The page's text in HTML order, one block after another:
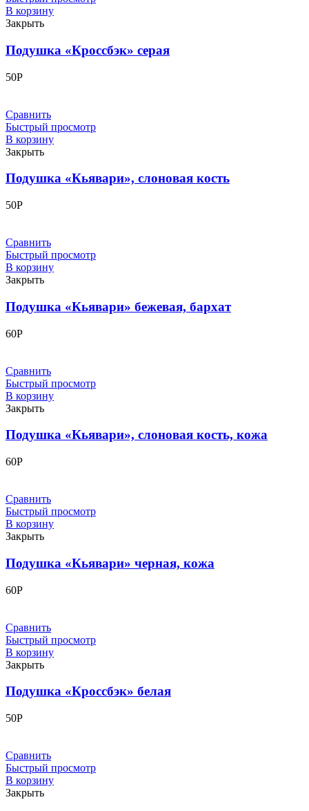
В корзину
Закрыть
Подушка «Кроссбэк» серая
50Р
Сравнить
Быстрый просмотр
В корзину
Закрыть
Подушка «Кьявари», слоновая кость
50Р
Сравнить
Быстрый просмотр
В корзину
Закрыть
Подушка «Кьявари» бежевая, бархат
60Р
Сравнить
Быстрый просмотр
В корзину
Закрыть
Подушка «Кьявари», слоновая кость, кожа
60Р
Сравнить
Быстрый просмотр
В корзину
Закрыть
Подушка «Кьявари» черная, кожа
60Р
Сравнить
Быстрый просмотр
В корзину
Закрыть
Подушка «Кроссбэк» белая
50Р
Сравнить
Быстрый просмотр
В корзину
Закрыть